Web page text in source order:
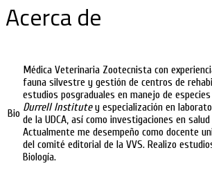
Acerca de
Bio
Médica Veterinaria Zootecnista con
fauna silvestre y gestión de centros de
estudios posgraduales en manejo de
Durrell Institutey especialización en
de la UDCA, así como investigaciones en
Actualmente me desempeño como docente
del comité editorial de la VVS. Realizo
Biología.